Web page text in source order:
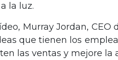
la luz.
Murray Jordan,
que tienen los
las ventas y mejore la